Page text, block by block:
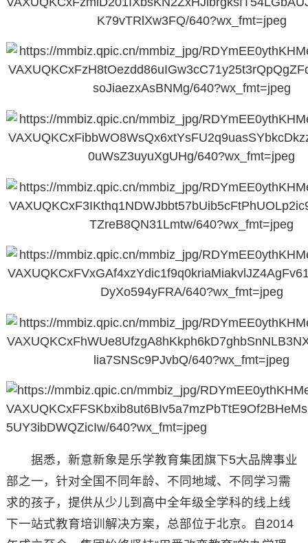
据悉，新意新象是乐学教育集团旗下5大品牌事业
部之一，针对全国不同年龄、不同地域、不同学习需
求的孩子，提供从少儿到高中全年级全学科的线上线
下一站式教育培训解决方案，总部位于北京。自2014